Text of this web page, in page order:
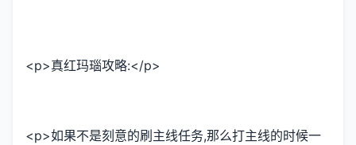
<p>真红玛瑙攻略:</p>
<p>如果不是刻意的刷主线任务,那么打主线的时候一